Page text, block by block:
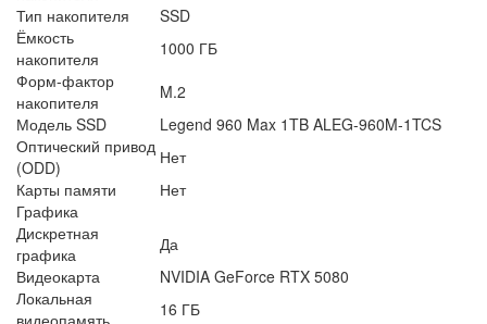
Тип накопителя
SSD
Ёмкость
накопителя
1000 ГБ
Форм-фактор
накопителя
M.2
Модель SSD
Legend 960 Max 1TB ALEG-960M-1TCS
Оптический привод
(ODD)
Нет
Карты памяти
Нет
Графика
Дискретная
графика
Да
Видеокарта
NVIDIA GeForce RTX 5080
Локальная
видеопамять
16 ГБ